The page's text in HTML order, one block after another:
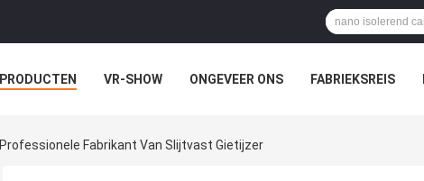
PRODUCTEN VR-SHOW ONGEVEER ONS FABRIEKSREIS
Professionele Fabrikant Van Slijtvast Gietijzer